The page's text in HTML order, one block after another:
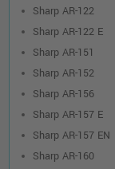
Sharp AR-122
Sharp AR-122 E
Sharp AR-151
Sharp AR-152
Sharp AR-156
Sharp AR-157 E
Sharp AR-157 EN
Sharp AR-160